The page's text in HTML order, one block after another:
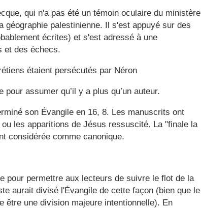
qui n'a pas été un témoin oculaire du ministère
palestinienne. Il s'est appuyé sur des
écrites) et s'est adressé à une
et des échecs.
étaient persécutés par Néron
assumer qu’il y a plus qu’un auteur.
son Évangile en 16, 8. Les manuscrits ont
les apparitions de Jésus ressuscité. La "finale la
considérée comme canonique.
pour permettre aux lecteurs de suivre le flot de la
aurait divisé l'Évangile de cette façon (bien que le
être une division majeure intentionnelle). En